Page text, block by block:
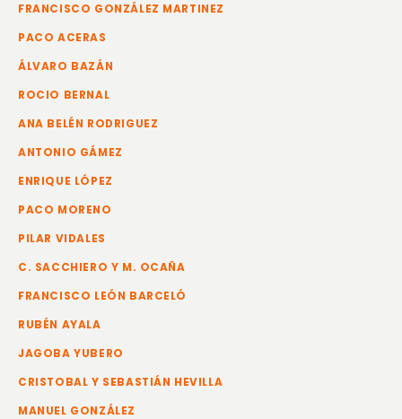
FRANCISCO GONZÁLEZ MARTINEZ
PACO ACERAS
ÁLVARO BAZÁN
ROCIO BERNAL
ANA BELÉN RODRIGUEZ
ANTONIO GÁMEZ
ENRIQUE LÓPEZ
PACO MORENO
PILAR VIDALES
C. SACCHIERO Y M. OCAÑA
FRANCISCO LEÓN BARCELÓ
RUBÉN AYALA
JAGOBA YUBERO
CRISTOBAL Y SEBASTIÁN HEVILLA
MANUEL GONZÁLEZ